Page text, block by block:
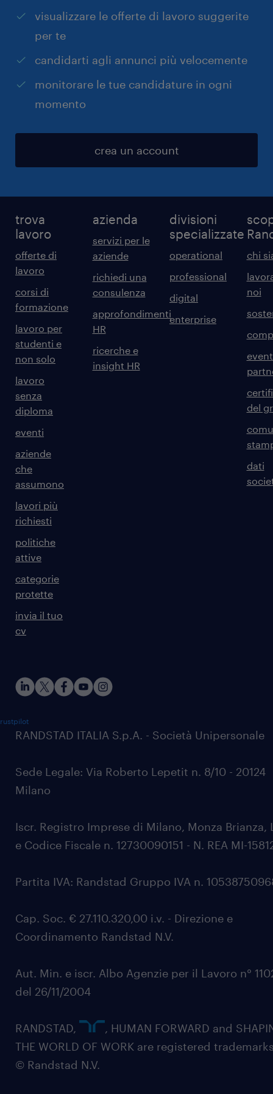
visualizzare le offerte di lavoro suggerite
per te
candidarti agli annunci più velocemente
monitorare le tue candidature in ogni
momento
crea un account
trova
lavoro
offerte di
lavoro
corsi di
formazione
lavoro per
studenti e
non solo
lavoro
senza
diploma
eventi
aziende
che
assumono
lavori più
richiesti
politiche
attive
categorie
protette
invia il tuo
cv
azienda
servizi per le
aziende
richiedi una
consulenza
approfondimenti
HR
ricerche e
insight HR
divisioni
specializzate
operational
professional
digital
enterprise
chi
noi
del
dati
RANDSTAD ITALIA S.p.A. - Società Unipersonale
Sede Legale: Via Roberto Lepetit n. 8/10 - 20124
Milano
Iscr. Registro Imprese di Milano, Monza Brianza,
e Codice Fiscale n. 12730090151 - N. REA MI-
Partita IVA: Randstad Gruppo IVA n.
Cap. Soc. € 27.110.320,00 i.v. - Direzione e
Coordinamento Randstad N.V.
Aut. Min. e iscr. Albo Agenzie per il Lavoro n°
del 26/11/2004
RANDSTAD,
, HUMAN FORWARD and
THE WORLD OF WORK are registered
© Randstad N.V.